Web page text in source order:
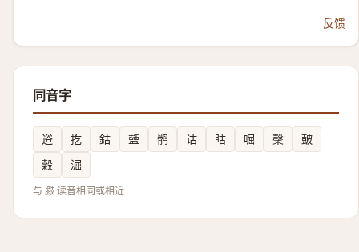
反馈
同音字
逧 扢 鈷 䀇 鹘 诂 䀦 啒 䅽
皷
穀
淈
与 臌 读音相同或相近